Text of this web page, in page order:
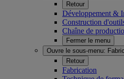
Retour
Développement &
Construction
Chaîne de
Fermer le menu
Ouvre le sous-menu:
Retour
Fabrication